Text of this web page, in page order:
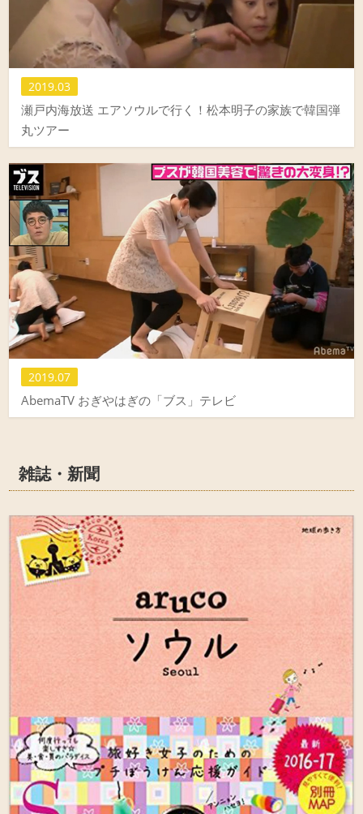
2019.03
瀬戸内海放送 エアソウルで行く！松本明子の家族で韓国弾
丸ツアー
2019.07
AbemaTV おぎやはぎの「ブス」テレビ
雑誌・新聞